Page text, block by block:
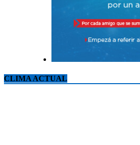
CLIMA ACTUAL